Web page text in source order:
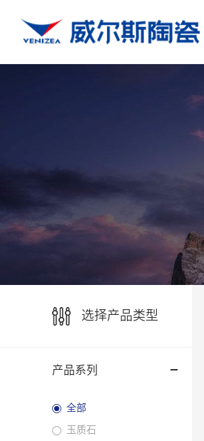
选择产品类型
产品系列
全部
玉质石